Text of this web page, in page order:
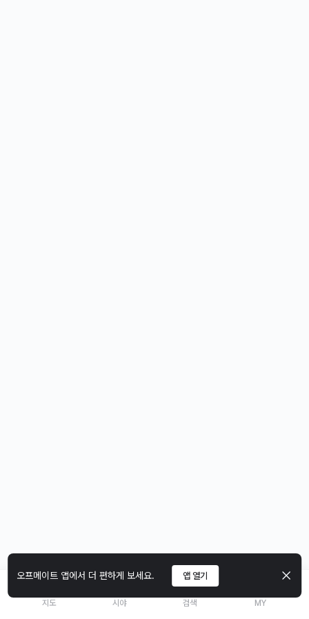
오프메이트 앱에서 더 편하게 보세요. 앱 열기
지도 시야 검색 MY